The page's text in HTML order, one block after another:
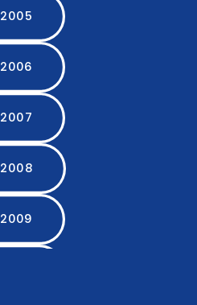
2005
2006
2007
2008
2009